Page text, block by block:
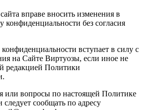
вправе вносить изменения в
без согласия
вступает в силу с
на Сайте Виртуозы, если иное не
редакцией Политики
или вопросы по настоящей Политике
сообщать по адресу